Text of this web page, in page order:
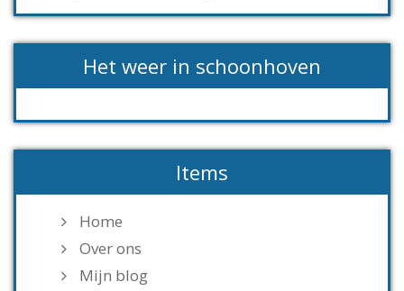
Het weer in schoonhoven
Items
Home
Over ons
Mijn blog